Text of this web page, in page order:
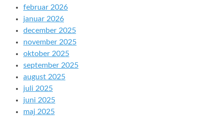
februar 2026
januar 2026
december 2025
november 2025
oktober 2025
september 2025
august 2025
juli 2025
juni 2025
maj 2025